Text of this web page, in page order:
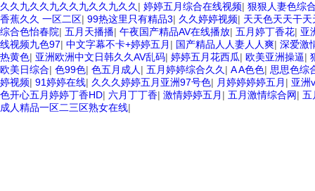
久久九久久九久久九久久九久久 | 婷婷五月综合在线视频| 狠狠人妻色综
香蕉久久 一区二区| 99热这里只有精品3| 久久婷婷视频| 天天色天天干天
综合色怡春院| 五月天播播| 午夜国产精品AV在线播放| 五月婷丁香花| 亚
线视频九色97| 中文字幕不卡+婷婷五月 | 国产精品人人妻人人爽| 深爱激
热黄色| 亚洲欧洲中文日韩久久AV乱码| 婷婷五月花西瓜| 欧美亚洲操逼|
欧美日综合| 色99色| 色五月成人 | 五月婷婷综合久久 | A A色色| 思思色综
婷视频| 91婷婷在线| 久久久婷婷五月亚洲97号色| 月婷婷婷婷五月 | 亚洲
色开心五月婷婷丁香HD| 六月丁丁香| 激情婷婷五月 | 五月激情综合网| 五
成人精品一区二三区熟女在线|